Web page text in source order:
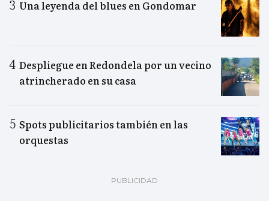
Una leyenda del blues en Gondomar
Despliegue en Redondela por un vecino
atrincherado en su casa
Spots publicitarios también en las
orquestas